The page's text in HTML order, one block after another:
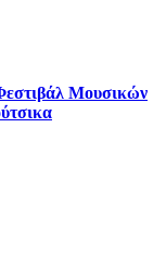
Μουσικών